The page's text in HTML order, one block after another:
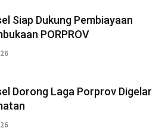
Siap Dukung Pembiayaan
PORPROV
Dorong Laga Porprov Digelar